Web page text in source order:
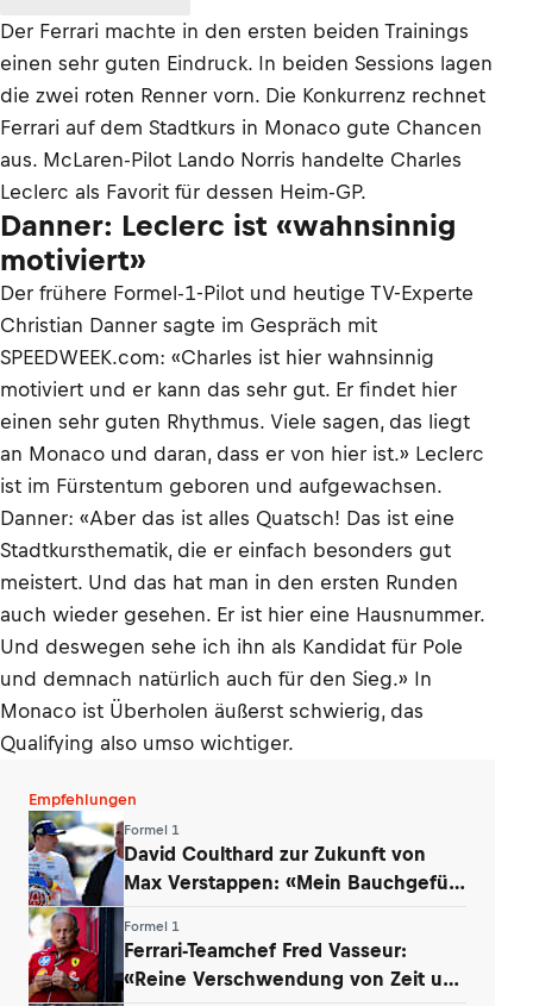
Der Ferrari machte in den ersten beiden Trainings
einen sehr guten Eindruck. In beiden Sessions lagen
die zwei roten Renner vorn. Die Konkurrenz rechnet
Ferrari auf dem Stadtkurs in Monaco gute Chancen
aus. McLaren-Pilot Lando Norris handelte Charles
Leclerc als Favorit für dessen Heim-GP.
Danner: Leclerc ist «wahnsinnig
motiviert»
Der frühere Formel-1-Pilot und heutige TV-Experte
Christian Danner sagte im Gespräch mit
SPEEDWEEK.com: «Charles ist hier wahnsinnig
motiviert und er kann das sehr gut. Er findet hier
einen sehr guten Rhythmus. Viele sagen, das liegt
an Monaco und daran, dass er von hier ist.» Leclerc
ist im Fürstentum geboren und aufgewachsen.
Danner: «Aber das ist alles Quatsch! Das ist eine
Stadtkursthematik, die er einfach besonders gut
meistert. Und das hat man in den ersten Runden
auch wieder gesehen. Er ist hier eine Hausnummer.
Und deswegen sehe ich ihn als Kandidat für Pole
und demnach natürlich auch für den Sieg.» In
Monaco ist Überholen äußerst schwierig, das
Qualifying also umso wichtiger.
Empfehlungen
Formel 1
David Coulthard zur Zukunft von
Max Verstappen: «Mein Bauchgefühl
Formel 1
Ferrari-Teamchef Fred Vasseur:
«Reine Verschwendung von Zeit und